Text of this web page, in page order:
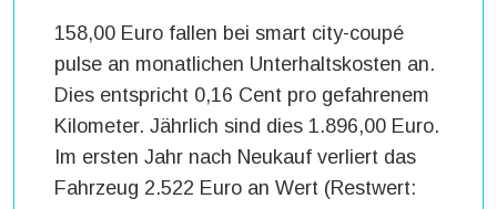
158,00 Euro fallen bei smart city-coupé
pulse an monatlichen Unterhaltskosten an.
Dies entspricht 0,16 Cent pro gefahrenem
Kilometer. Jährlich sind dies 1.896,00 Euro.
Im ersten Jahr nach Neukauf verliert das
Fahrzeug 2.522 Euro an Wert (Restwert: